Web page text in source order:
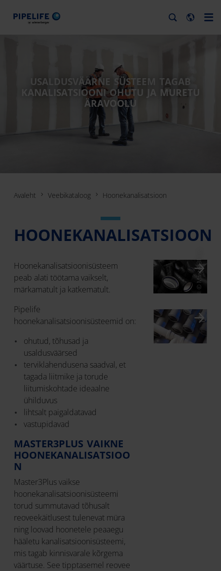
USALDUSVÄÄRNE SÜSTEEM TAGAB
KANALISATSIOONI OHUTU JA MURETU
ÄRAVOOLU
Avaleht Veebikataloog Hoonekanalisatsioon
HOONEKANALISATSIOON
Hoonekanalisatsioonisüsteem
peab alati töötama vaikselt,
märkamatult ja katkematult.
Pipelife
hoonekanalisatsioonisüsteemid on:
ohutud, tõhusad ja
usaldusväärsed
terviklahendusena saadval, et
tagada liitmike ja torude
liitumiskohtade ideaalne
ühilduvus
lihtsalt paigaldatavad
vastupidavad
MASTER3PLUS VAIKNE
HOONEKANALISATSIOO
N
Master3Plus vaikse
hoonekanalisatsioonisüsteemi
torud summutavad tõhusalt
reoveekäitlusest tulenevat müra
ning loovad hoonetele peaaegu
hääletu kanalisatsioonisüsteemi,
mis tagab kinnisvarale kõrgema
väärtuse. See tipptasemel reovee
© Master3Plus